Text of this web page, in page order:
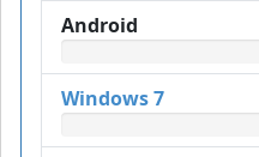
Android
Windows 7